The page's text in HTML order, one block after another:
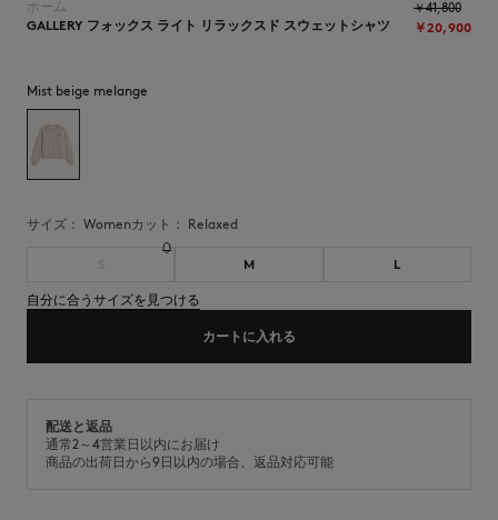
ホーム
GALLERY フォックス ライト リラックスド スウェットシャツ
￥20,900
￥41,800
Mist beige melange
サイズ： womenカット： relaxed
M L
自分に合うサイズを見つける
カートに入れる
配送と返品
通常2～4営業日以内にお届け
商品の出荷日から9日以内の場合、返品対応可能